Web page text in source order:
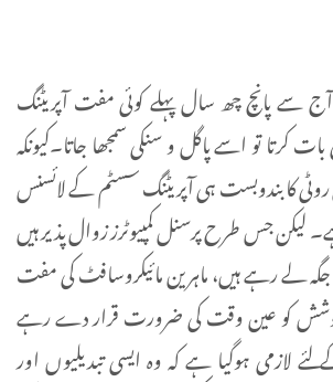
آج سے پانچ چھ سال پہلے کوئی مفت آپریٹنگ
کرتا تو اسے پاگل و سنکی سمجھا جاتا۔کیونکہ
کا بندوبست ہی آپریٹنگ سسٹم کے لائسنس
جس طرح پرسنل کمپیوٹرز زوال پذیر ہیں
لے رہے ہیں، ماہرین مائیکروسافٹ کی مفت
کو عین وقت کی ضرورت قرار دے رہے
لازمی ہوگیا ہے کہ وہ ایسی تبدیلیوں اور